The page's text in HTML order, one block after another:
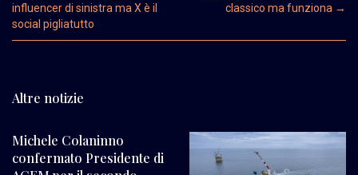
influencer di sinistra ma X è il
social pigliatutto
classico ma funziona →
Altre notizie
Michele Colaninno
confermato Presidente di